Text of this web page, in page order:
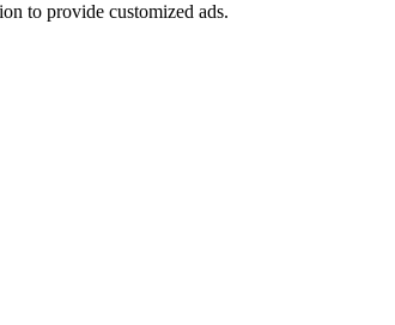
to provide customized ads.